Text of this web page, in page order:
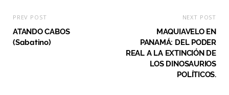
PREV POST
ATANDO CABOS
(Sabatino)
NEXT POST
MAQUIAVELO EN
PANAMÁ: DEL PODER
REAL A LA EXTINCIÓN DE
LOS DINOSAURIOS
POLÍTICOS.